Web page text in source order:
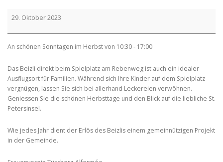
der
Achere
29. Oktober 2023
An schönen Sonntagen im Herbst von 10:30 - 17:00
Das Beizli direkt beim Spielplatz am Rebenweg ist auch ein idealer
Ausflugsort für Familien. Während sich Ihre Kinder auf dem Spielplatz
vergnügen, lassen Sie sich bei allerhand Leckereien verwöhnen.
Geniessen Sie die schönen Herbsttage und den Blick auf die liebliche St.
Petersinsel.
Wie jedes Jahr dient der Erlös des Beizlis einem gemeinnützigen Projekt
in der Gemeinde.